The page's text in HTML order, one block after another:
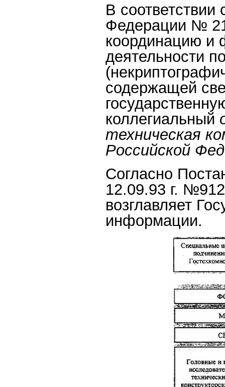
В
Федерации №
координацию и
деятельности
содержащей
коллегиальный
техническая
Российской
Согласно
12.09.93 г.
возглавляет
информации.